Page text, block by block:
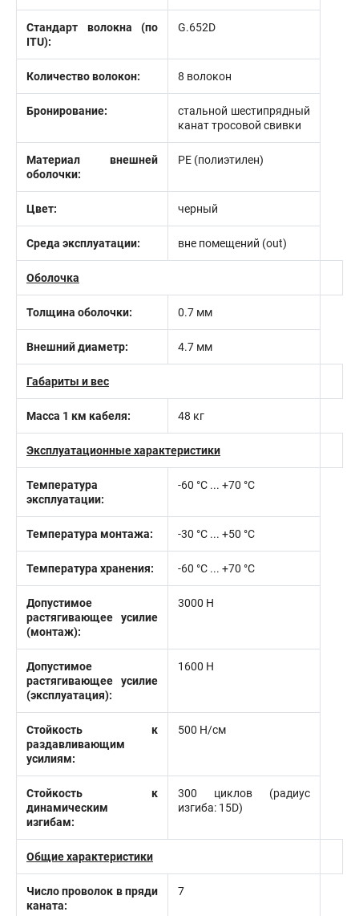
Стандарт волокна (по
ITU):
G.652D
Количество волокон: 8 волокон
Бронирование:
стальной шестипрядный
канат тросовой свивки
Материал внешней
оболочки:
PE (полиэтилен)
Цвет: черный
Среда эксплуатации: вне помещений (out)
Оболочка
Толщина оболочки: 0.7 мм
Внешний диаметр: 4.7 мм
Габариты и вес
Масса 1 км кабеля: 48 кг
Эксплуатационные характеристики
Температура
эксплуатации:
-60 °С ... +70 °С
Температура монтажа: -30 °С ... +50 °С
Температура хранения: -60 °C ... +70 °C
Допустимое
растягивающее усилие
(монтаж):
3000 Н
Допустимое
растягивающее усилие
(эксплуатация):
1600 Н
Стойкость к
раздавливающим
усилиям:
500 Н/см
Стойкость к
динамическим
изгибам:
300 циклов (радиус
изгиба: 15D)
Общие характеристики
Число проволок в пряди
каната:
7